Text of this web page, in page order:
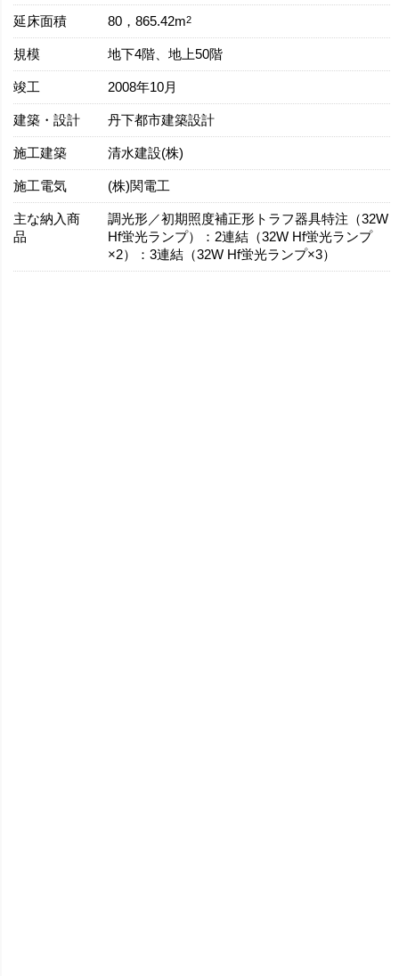
延床面積 80，865.42m2
規模 地下4階、地上50階
竣工 2008年10月
建築・設計 丹下都市建築設計
施工建築 清水建設(株)
施工電気 (株)関電工
主な納入商
品
調光形／初期照度補正形トラフ器具特注（32W
Hf蛍光ランプ）：2連結（32W Hf蛍光ランプ
×2）：3連結（32W Hf蛍光ランプ×3）